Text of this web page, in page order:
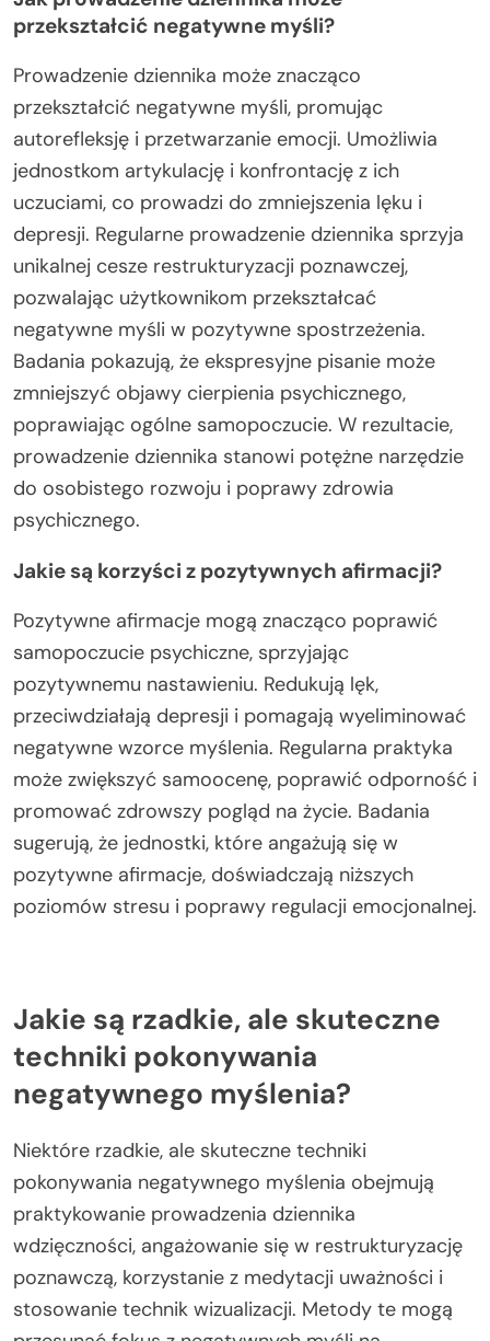
przekształcić negatywne myśli?
Prowadzenie dziennika może znacząco
przekształcić negatywne myśli, promując
autorefleksję i przetwarzanie emocji. Umożliwia
jednostkom artykulację i konfrontację z ich
uczuciami, co prowadzi do zmniejszenia lęku i
depresji. Regularne prowadzenie dziennika sprzyja
unikalnej cesze restrukturyzacji poznawczej,
pozwalając użytkownikom przekształcać
negatywne myśli w pozytywne spostrzeżenia.
Badania pokazują, że ekspresyjne pisanie może
zmniejszyć objawy cierpienia psychicznego,
poprawiając ogólne samopoczucie. W rezultacie,
prowadzenie dziennika stanowi potężne narzędzie
do osobistego rozwoju i poprawy zdrowia
psychicznego.
Jakie są korzyści z pozytywnych afirmacji?
Pozytywne afirmacje mogą znacząco poprawić
samopoczucie psychiczne, sprzyjając
pozytywnemu nastawieniu. Redukują lęk,
przeciwdziałają depresji i pomagają wyeliminować
negatywne wzorce myślenia. Regularna praktyka
może zwiększyć samoocenę, poprawić odporność i
promować zdrowszy pogląd na życie. Badania
sugerują, że jednostki, które angażują się w
pozytywne afirmacje, doświadczają niższych
poziomów stresu i poprawy regulacji emocjonalnej.
Jakie są rzadkie, ale skuteczne
techniki pokonywania
negatywnego myślenia?
Niektóre rzadkie, ale skuteczne techniki
pokonywania negatywnego myślenia obejmują
praktykowanie prowadzenia dziennika
wdzięczności, angażowanie się w restrukturyzację
poznawczą, korzystanie z medytacji uważności i
stosowanie technik wizualizacji. Metody te mogą